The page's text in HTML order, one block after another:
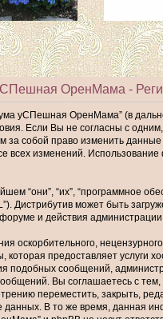
ОренМама -
уСПешная ОренМама” (в
Если Вы не согласны с
собой право изменить
всех изменений.
“их”, “программное
Дистрибутив может быть
и действия
оскорбительного,
предоставляет
подобных сообщений,
Вы соглашаетесь с
переместить, закрыть,
В то же время, данная